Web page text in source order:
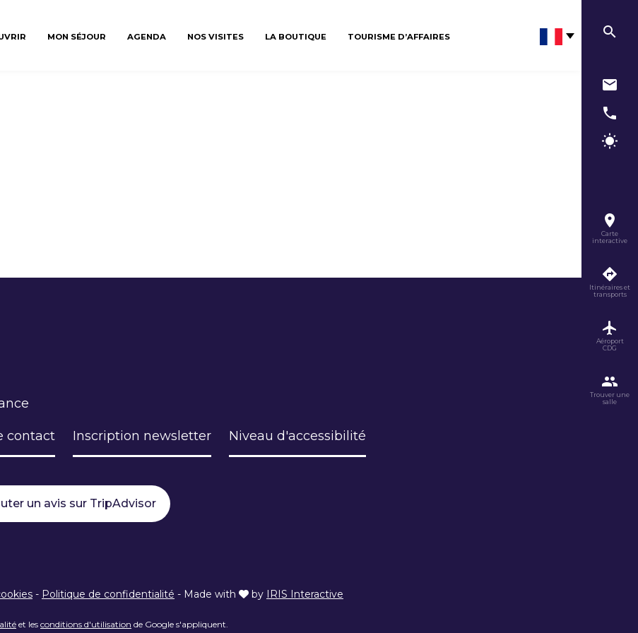
Carte
interactive
Itinéraires et
transports
Aéroport
CDG
Trouver une
salle
MON SÉJOUR AGENDA NOS VISITES LA BOUTIQUE TOURISME D’AFFAIRES
contact Inscription newsletter Niveau d'accessibilité
un avis sur TripAdvisor
- Politique de confidentialité - Made with by IRIS Interactive
et les conditions d'utilisation de Google s'appliquent.